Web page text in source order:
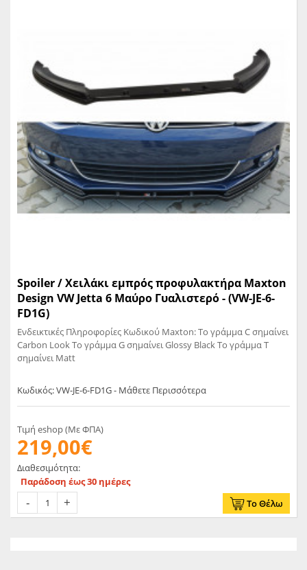
Spoiler / Χειλάκι εμπρός προφυλακτήρα Maxton
Design VW Jetta 6 Μαύρο Γυαλιστερό - (VW-JE-6-
FD1G)
Ενδεικτικές Πληροφορίες Κωδικού Maxton: Το γράμμα C σημαίνει
Carbon Look Το γράμμα G σημαίνει Glossy Black Το γράμμα T
σημαίνει Matt
Κωδικός: VW-JE-6-FD1G - Μάθετε Περισσότερα
Τιμή eshop (Με ΦΠΑ)
219,00€
Διαθεσιμότητα:
Παράδοση έως 30 ημέρες
Το Θέλω